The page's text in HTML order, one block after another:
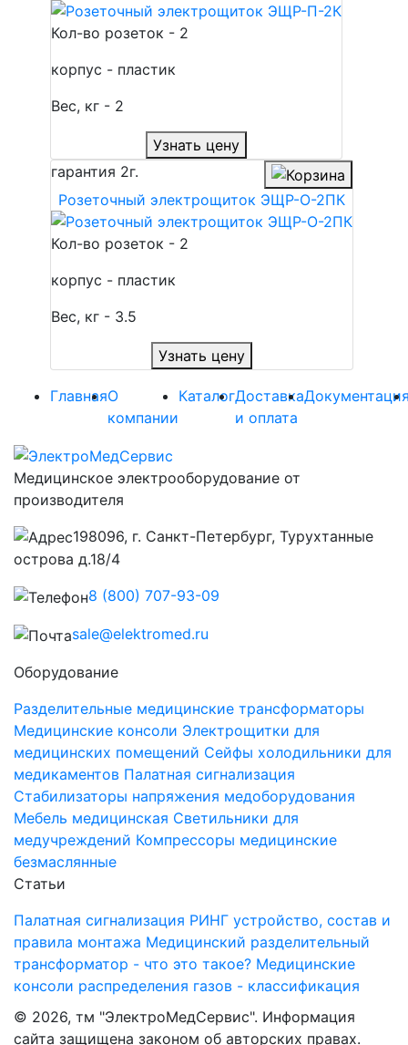
Кол-во розеток - 2
корпус - пластик
Вес, кг - 2
Узнать цену
гарантия 2г.
Розеточный электрощиток ЭЩР-О-2ПК
Кол-во розеток - 2
корпус - пластик
Вес, кг - 3.5
Узнать цену
ГлавнаяО
компании
КаталогДоставка
и оплата
Медицинское электрооборудование от
производителя
198096, г. Санкт-Петербург, Турухтанные
острова д.18/4
8 (800) 707-93-09
sale@elektromed.ru
Оборудование
Разделительные медицинские трансформаторы
Медицинские консоли Электрощитки для
медицинских помещений Cейфы холодильники для
медикаментов Палатная сигнализация
Стабилизаторы напряжения медоборудования
Мебель медицинская Светильники для
медучреждений Компрессоры медицинские
безмаслянные
Статьи
Палатная сигнализация РИНГ устройство, состав и
правила монтажа Медицинский разделительный
трансформатор - что это такое? Медицинские
консоли распределения газов - классификация
© 2026, тм "ЭлектроМедСервис". Информация
сайта защищена законом об авторских правах.